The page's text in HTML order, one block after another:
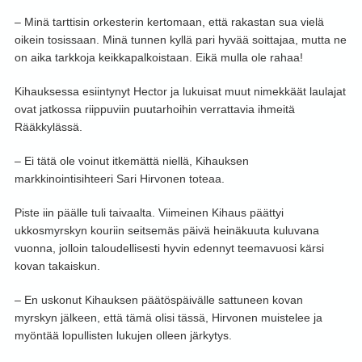
– Minä tarttisin orkesterin kertomaan, että rakastan sua vielä
oikein tosissaan. Minä tunnen kyllä pari hyvää soittajaa, mutta ne
on aika tarkkoja keikkapalkoistaan. Eikä mulla ole rahaa!
Kihauksessa esiintynyt Hector ja lukuisat muut nimekkäät laulajat
ovat jatkossa riippuviin puutarhoihin verrattavia ihmeitä
Rääkkylässä.
– Ei tätä ole voinut itkemättä niellä, Kihauksen
markkinointisihteeri Sari Hirvonen toteaa.
Piste iin päälle tuli taivaalta. Viimeinen Kihaus päättyi
ukkosmyrskyn kouriin seitsemäs päivä heinäkuuta kuluvana
vuonna, jolloin taloudellisesti hyvin edennyt teemavuosi kärsi
kovan takaiskun.
– En uskonut Kihauksen päätöspäivälle sattuneen kovan
myrskyn jälkeen, että tämä olisi tässä, Hirvonen muistelee ja
myöntää lopullisten lukujen olleen järkytys.